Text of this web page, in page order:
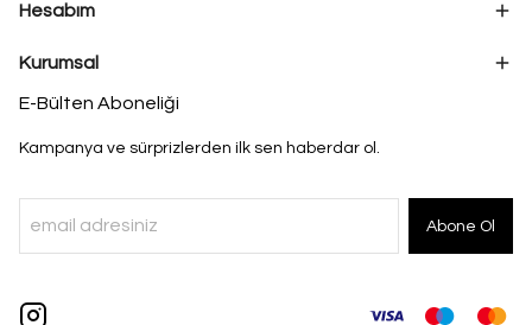
Hesabım
Kurumsal
E-Bülten Aboneliği
Kampanya ve sürprizlerden ilk sen haberdar ol.
Abone Ol